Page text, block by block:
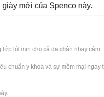
mới của Spenco này.
lót mịn cho cả da chân nhạy cảm.
chuẩn y khoa và sự mềm mại